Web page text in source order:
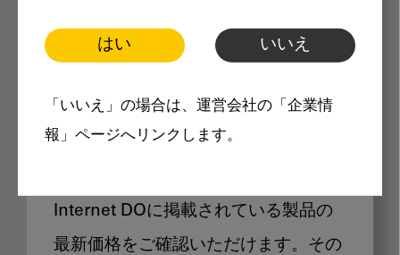
はい いいえ
「いいえ」の場合は、運営会社の「企業情
報」ページへリンクします。
製品価格も閲覧可能
Internet DOに掲載されている製品の
最新価格をご確認いただけます。その